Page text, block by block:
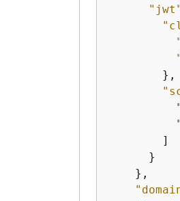
        },
        ]
      }
    },